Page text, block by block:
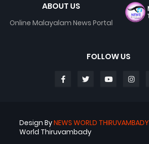
ABOUT US
Online Malayalam News Portal
FOLLOW US
Design ByNEWS WORLD THIRUVAMBADY
World Thiruvambady